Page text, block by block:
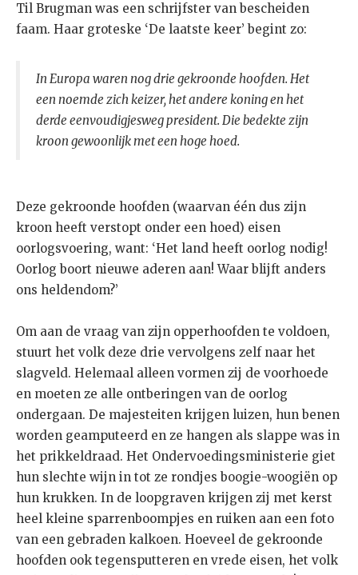
Til Brugman was een schrijfster van bescheiden
faam. Haar groteske ‘De laatste keer’ begint zo:
In Europa waren nog drie gekroonde hoofden. Het
een noemde zich keizer, het andere koning en het
derde eenvoudigjesweg president. Die bedekte zijn
kroon gewoonlijk met een hoge hoed.
Deze gekroonde hoofden (waarvan één dus zijn
kroon heeft verstopt onder een hoed) eisen
oorlogsvoering, want: ‘Het land heeft oorlog nodig!
Oorlog boort nieuwe aderen aan! Waar blijft anders
ons heldendom?’
Om aan de vraag van zijn opperhoofden te voldoen,
stuurt het volk deze drie vervolgens zelf naar het
slagveld. Helemaal alleen vormen zij de voorhoede
en moeten ze alle ontberingen van de oorlog
ondergaan. De majesteiten krijgen luizen, hun benen
worden geamputeerd en ze hangen als slappe was in
het prikkeldraad. Het Ondervoedingsministerie giet
hun slechte wijn in tot ze rondjes boogie-woogiën op
hun krukken. In de loopgraven krijgen zij met kerst
heel kleine sparrenboompjes en ruiken aan een foto
van een gebraden kalkoen. Hoeveel de gekroonde
hoofden ook tegensputteren en vrede eisen, het volk